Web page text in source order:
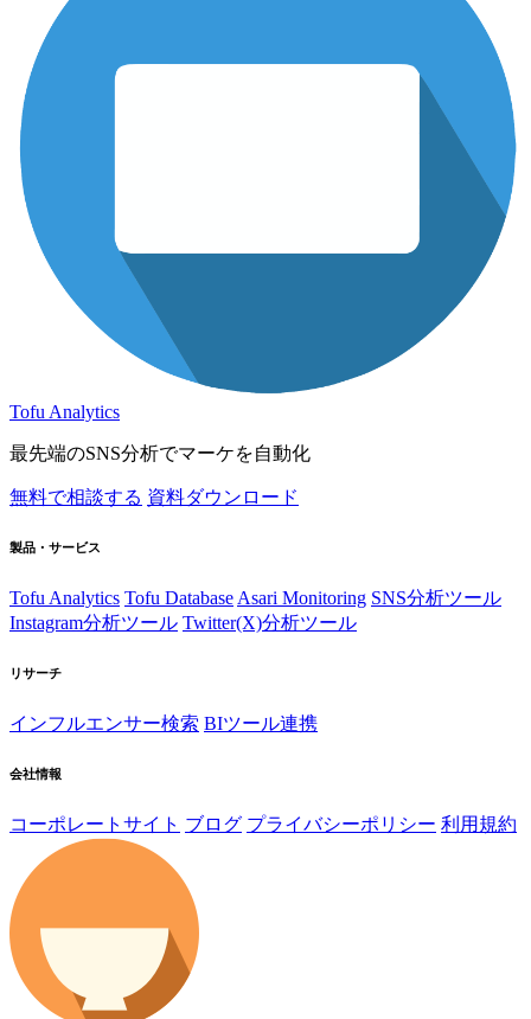
Tofu Analytics
最先端のSNS分析でマーケを自動化
無料で相談する 資料ダウンロード
製品・サービス
Tofu Analytics Tofu Database Asari Monitoring SNS分析ツール
Instagram分析ツール Twitter(X)分析ツール
リサーチ
インフルエンサー検索 BIツール連携
会社情報
コーポレートサイト ブログ プライバシーポリシー 利用規約